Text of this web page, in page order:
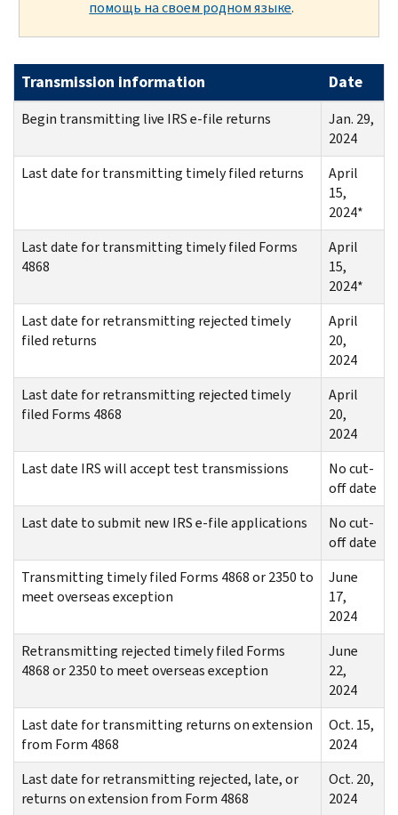
помощь на своем родном языке.
Transmission information Date
Begin transmitting live IRS e-file returns
Jan. 29,
2024
Last date for transmitting timely filed returns
April
15,
2024*
Last date for transmitting timely filed Forms
4868
April
15,
2024*
Last date for retransmitting rejected timely
filed returns
April
20,
2024
Last date for retransmitting rejected timely
filed Forms 4868
April
20,
2024
Last date IRS will accept test transmissions
No cut-
off date
Last date to submit new IRS e-file applications
No cut-
off date
Transmitting timely filed Forms 4868 or 2350 to
meet overseas exception
June
17,
2024
Retransmitting rejected timely filed Forms
4868 or 2350 to meet overseas exception
June
22,
2024
Last date for transmitting returns on extension
from Form 4868
Oct. 15,
2024
Last date for retransmitting rejected, late, or
returns on extension from Form 4868
Oct. 20,
2024